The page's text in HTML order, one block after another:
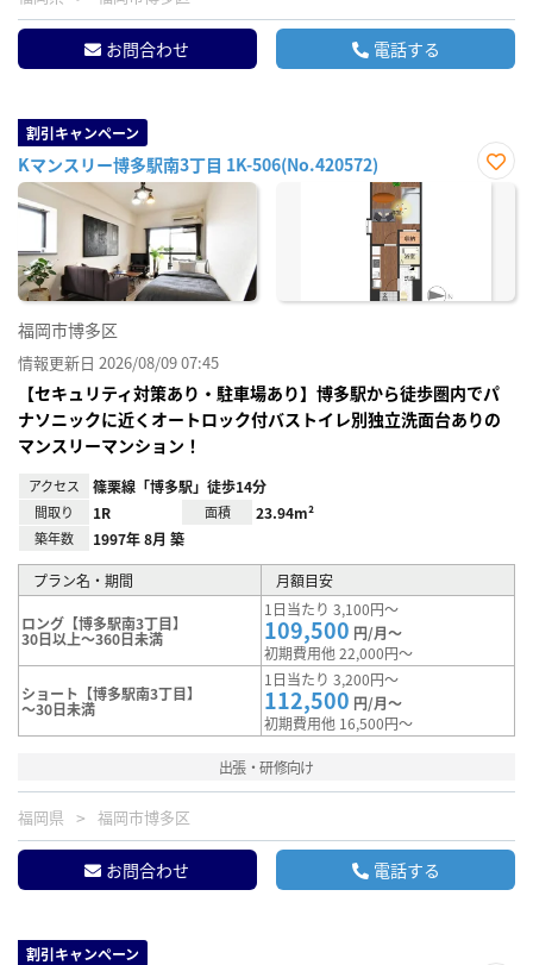
お問合わせ 電話する
割引キャンペーン
Kマンスリー博多駅南3丁目 1K-506(No.420572)
お気
福岡市博多区
情報更新日 2026/08/09 07:45
【セキュリティ対策あり・駐車場あり】博多駅から徒歩圏内でパ
ナソニックに近くオートロック付バストイレ別独立洗面台ありの
マンスリーマンション！
アクセス 篠栗線「博多駅」徒歩14分
間取り 1R 面積 23.94m²
築年数 1997年 8月 築
プラン名・期間 月額目安
ロング【博多駅南3丁目】
30日以上～360日未満
1日当たり 3,100円～
109,500 円/月～
初期費用他 22,000円～
ショート【博多駅南3丁目】
～30日未満
1日当たり 3,200円～
112,500 円/月～
初期費用他 16,500円～
出張・研修向け
福岡県 福岡市博多区
お問合わせ 電話する
割引キャンペーン